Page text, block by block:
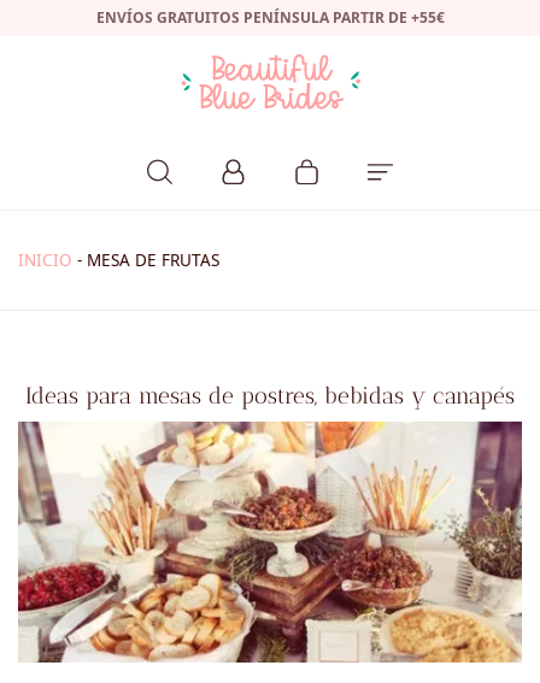
ENVÍOS GRATUITOS PENÍNSULA PARTIR DE +55€
INICIO - MESA DE FRUTAS
Ideas para mesas de postres, bebidas y canapés